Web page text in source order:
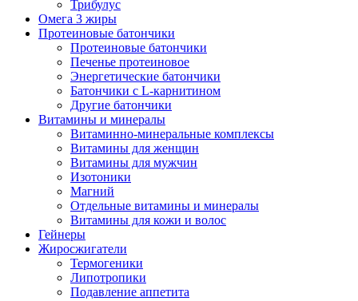
Трибулус
Омега 3 жиры
Протеиновые батончики
Протеиновые батончики
Печенье протеиновое
Энергетические батончики
Батончики с L-карнитином
Другие батончики
Витамины и минералы
Витаминно-минеральные комплексы
Витамины для женщин
Витамины для мужчин
Изотоники
Магний
Отдельные витамины и минералы
Витамины для кожи и волос
Гейнеры
Жиросжигатели
Термогеники
Липотропики
Подавление аппетита